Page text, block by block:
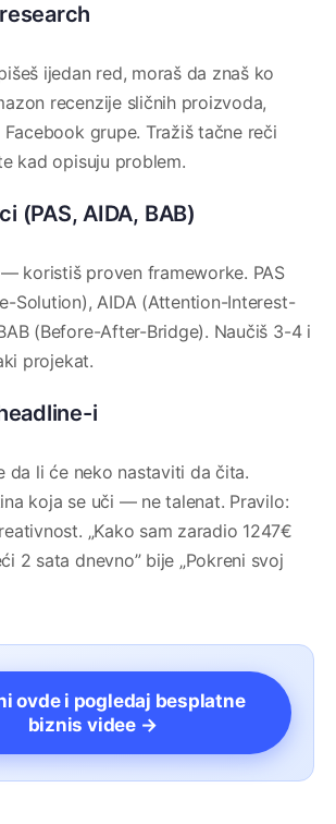
ijedan red, moraš da znaš ko
recenzije sličnih proizvoda,
grupe. Tražiš tačne reči
kad opisuju problem.
(PAS, AIDA, BAB)
koristiš proven frameworke. PAS
Solution), AIDA (Attention-Interest-
(Before-After-Bridge). Naučiš 3-4 i
projekat.
i
da li će neko nastaviti da čita.
koja se uči — ne talenat. Pravilo:
„Kako sam zaradio 1247€
2 sata dnevno” bije „Pokreni svoj
ovde i pogledaj besplatne
biznis videe →